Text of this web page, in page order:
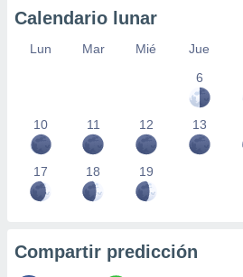
Calendario lunar
Lun Mar Mié Jue
6
10 11 12 13
17 18 19
Compartir predicción